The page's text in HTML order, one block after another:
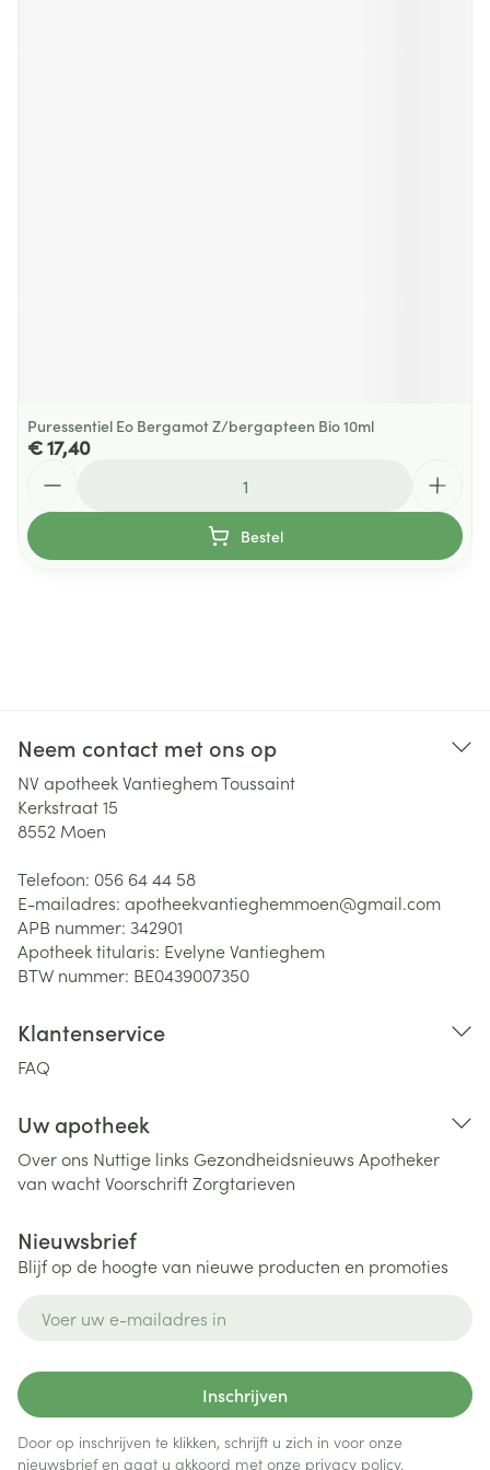
Puressentiel Eo Bergamot Z/bergapteen Bio 10ml
€ 17,40
Bestel
Neem contact met ons op
NV apotheek Vantieghem Toussaint
Kerkstraat 15
8552 Moen
Telefoon: 056 64 44 58
E-mailadres: apotheekvantieghemmoen@gmail.com
APB nummer: 342901
Apotheek titularis: Evelyne Vantieghem
BTW nummer: BE0439007350
Klantenservice
FAQ
Uw apotheek
Over ons Nuttige links Gezondheidsnieuws Apotheker
van wachtVoorschriftZorgtarieven
Nieuwsbrief
Blijf op de hoogte van nieuwe producten en promoties
Inschrijven
Door op inschrijven te klikken, schrijft u zich in voor onze
nieuwsbrief en gaat u akkoord met onze privacy policy.